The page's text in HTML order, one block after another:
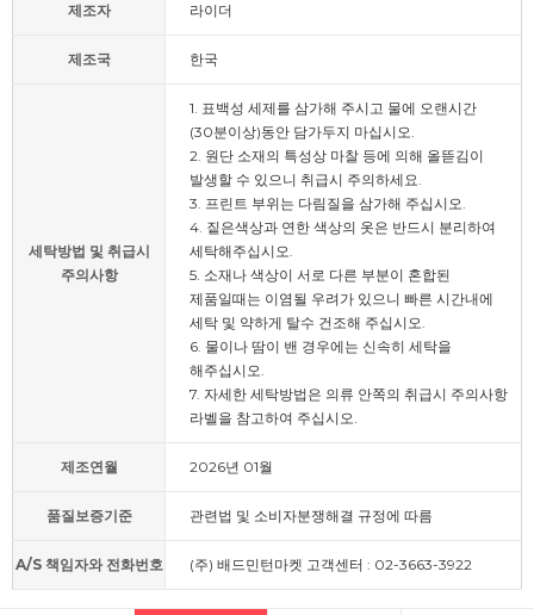
제조자 라이더
제조국 한국
세탁방법 및 취급시
주의사항
1. 표백성 세제를 삼가해 주시고 물에 오랜시간
(30분이상)동안 담가두지 마십시오.
2. 원단 소재의 특성상 마찰 등에 의해 올뜯김이
발생할 수 있으니 취급시 주의하세요.
3. 프린트 부위는 다림질을 삼가해 주십시오.
4. 짙은색상과 연한 색상의 옷은 반드시 분리하여
세탁해주십시오.
5. 소재나 색상이 서로 다른 부분이 혼합된
제품일때는 이염될 우려가 있으니 빠른 시간내에
세탁 및 약하게 탈수 건조해 주십시오.
6. 물이나 땀이 밴 경우에는 신속히 세탁을
해주십시오.
7. 자세한 세탁방법은 의류 안쪽의 취급시 주의사항
라벨을 참고하여 주십시오.
제조연월 2026년 01월
품질보증기준 관련법 및 소비자분쟁해결 규정에 따름
A/S 책임자와 전화번호 (주) 배드민턴마켓 고객센터 : 02-3663-3922